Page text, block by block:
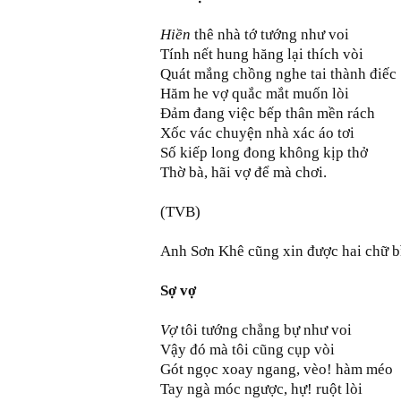
Hiền thê nhà tớ tướng như voi
Tính nết hung hăng lại thích vòi
Quát mắng chồng nghe tai thành điếc
Hăm he vợ quắc mắt muốn lòi
Ðảm đang việc bếp thân mền rách
Xốc vác chuyện nhà xác áo tơi
Số kiếp long đong không kịp thở
Thờ bà, hãi vợ để mà chơi.
(TVB)
Anh Sơn Khê cũng xin được hai chữ
Sợ vợ
Vợtôi tướng chẳng bự như voi
Vậy đó mà tôi cũng cụp vòi
Gót ngọc xoay ngang, vèo! hàm méo
Tay ngà móc ngược, hự! ruột lòi